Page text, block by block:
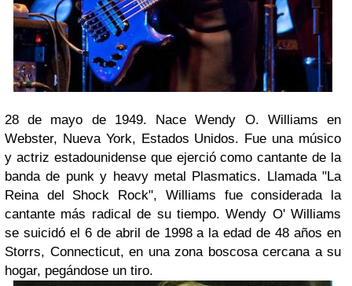
28 de mayo de 1949. Nace Wendy O. Williams en
Webster, Nueva York, Estados Unidos. Fue una músico
y actriz estadounidense que ejerció como cantante de la
banda de punk y heavy metal Plasmatics. Llamada "La
Reina del Shock Rock", Williams fue considerada la
cantante más radical de su tiempo. Wendy O' Williams
se suicidó el 6 de abril de 1998 a la edad de 48 años en
Storrs, Connecticut, en una zona boscosa cercana a su
hogar, pegándose un tiro.